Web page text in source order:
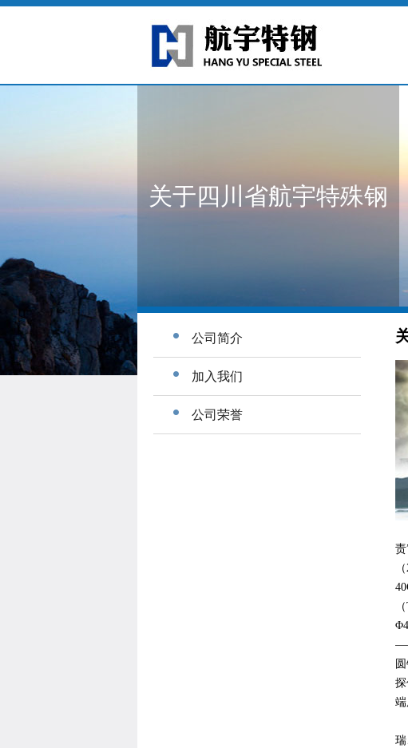
关于四川省航宇特殊钢
有限公司
公司简介
加入我们
公司荣誉